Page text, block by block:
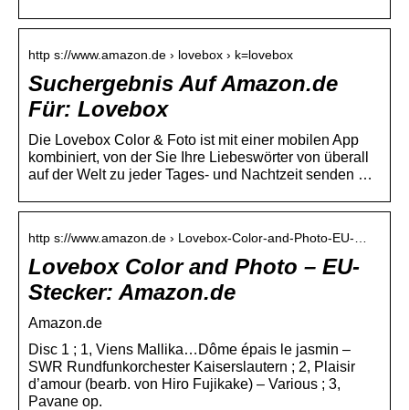
http s://www.amazon.de › lovebox › k=lovebox
Suchergebnis Auf Amazon.de
Für: Lovebox
Die Lovebox Color & Foto ist mit einer mobilen App
kombiniert, von der Sie Ihre Liebeswörter von überall
auf der Welt zu jeder Tages- und Nachtzeit senden …
http s://www.amazon.de › Lovebox-Color-and-Photo-EU-…
Lovebox Color and Photo – EU-
Stecker: Amazon.de
Amazon.de
Disc 1 ; 1, Viens Mallika…Dôme épais le jasmin –
SWR Rundfunkorchester Kaiserslautern ; 2, Plaisir
d’amour (bearb. von Hiro Fujikake) – Various ; 3,
Pavane op.